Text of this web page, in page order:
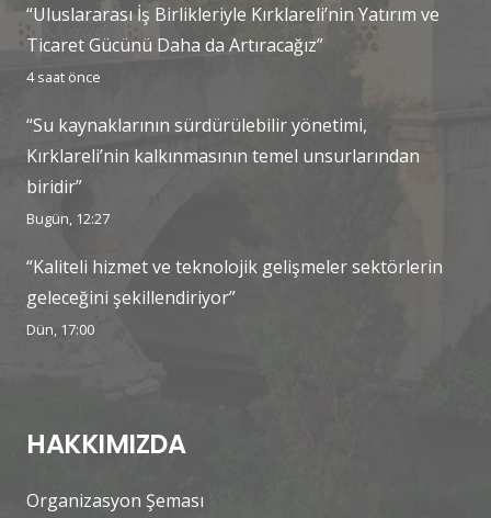
“Uluslararası İş Birlikleriyle Kırklareli’nin Yatırım ve
Ticaret Gücünü Daha da Artıracağız”
4 saat önce
“Su kaynaklarının sürdürülebilir yönetimi,
Kırklareli’nin kalkınmasının temel unsurlarından
biridir”
Bugün, 12:27
“Kaliteli hizmet ve teknolojik gelişmeler sektörlerin
geleceğini şekillendiriyor”
Dün, 17:00
HAKKIMIZDA
Organizasyon Şeması